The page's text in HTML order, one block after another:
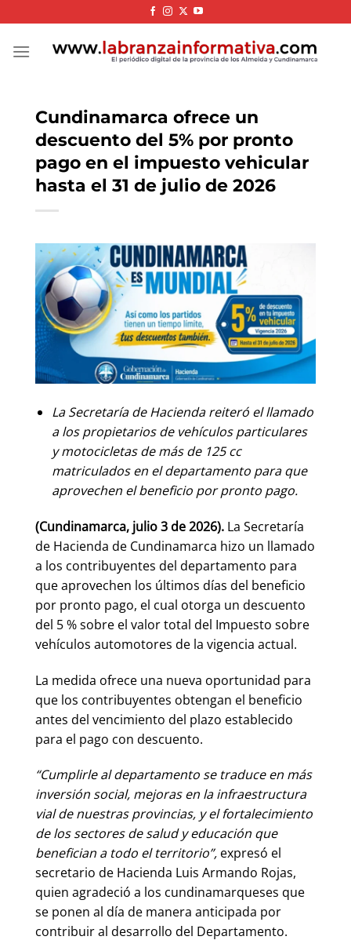
to
content
Cundinamarca ofrece un
descuento del 5% por pronto
pago en el impuesto vehicular
hasta el 31 de julio de 2026
La Secretaría de Hacienda reiteró el llamado
a los propietarios de vehículos particulares
y motocicletas de más de 125 cc
matriculados en el departamento para que
aprovechen el beneficio por pronto pago.
(Cundinamarca, julio 3 de 2026). La Secretaría
de Hacienda de Cundinamarca hizo un llamado
a los contribuyentes del departamento para
que aprovechen los últimos días del beneficio
por pronto pago, el cual otorga un descuento
del 5 % sobre el valor total del Impuesto sobre
vehículos automotores de la vigencia actual.
La medida ofrece una nueva oportunidad para
que los contribuyentes obtengan el beneficio
antes del vencimiento del plazo establecido
para el pago con descuento.
“Cumplirle al departamento se traduce en más
inversión social, mejoras en la infraestructura
vial de nuestras provincias, y el fortalecimiento
de los sectores de salud y educación que
benefician a todo el territorio”, expresó el
secretario de Hacienda Luis Armando Rojas,
quien agradeció a los cundinamarqueses que
se ponen al día de manera anticipada por
contribuir al desarrollo del Departamento.